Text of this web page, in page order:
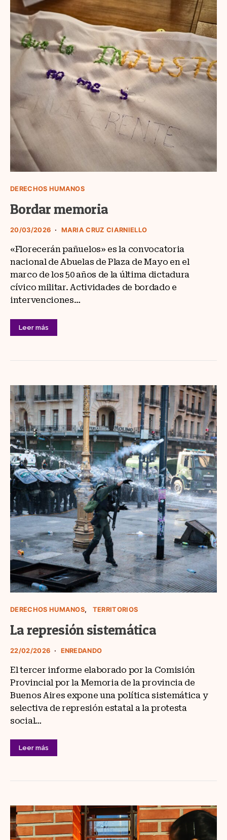
DERECHOS HUMANOS
Bordar memoria
20/03/2026 MARIA CRUZ CIARNIELLO
«Florecerán pañuelos» es la convocatoria
nacional de Abuelas de Plaza de Mayo en el
marco de los 50 años de la última dictadura
cívico militar. Actividades de bordado e
intervenciones…
Leer más
DERECHOS HUMANOS TERRITORIOS
La represión sistemática
22/02/2026 ENREDANDO
El tercer informe elaborado por la Comisión
Provincial por la Memoria de la provincia de
Buenos Aires expone una política sistemática y
selectiva de represión estatal a la protesta
social…
Leer más